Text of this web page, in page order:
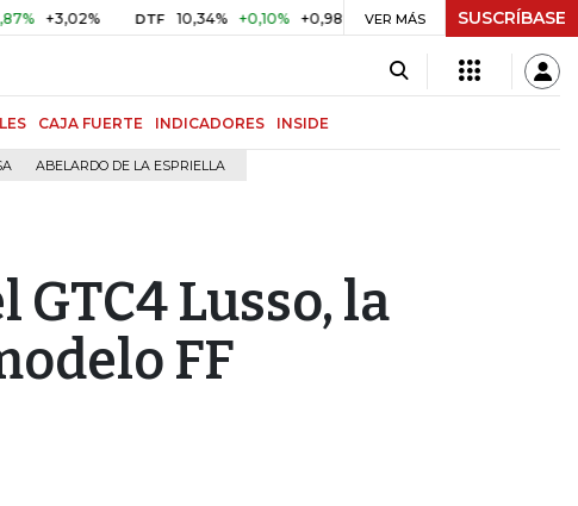
DTF 10,34% +0,10% +0,98% UVR $ 416,91 +$ 0,05 +0,01%
VER MÁS SUSCRÍBASE
CAJA FUERTE INDICADORES INSIDE
ABELARDO DE LA ESPRIELLA
Lusso, la
FF